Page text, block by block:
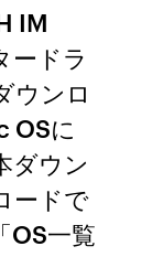
IM
ドラ
ウンロ
OSに
ダウン
ードで
OS一覧